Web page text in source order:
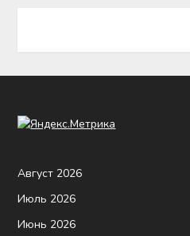
Август 2026
Июль 2026
Июнь 2026